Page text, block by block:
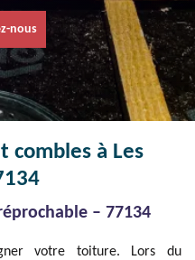
nous
combles à Les
– 77134
votre toiture. Lors du